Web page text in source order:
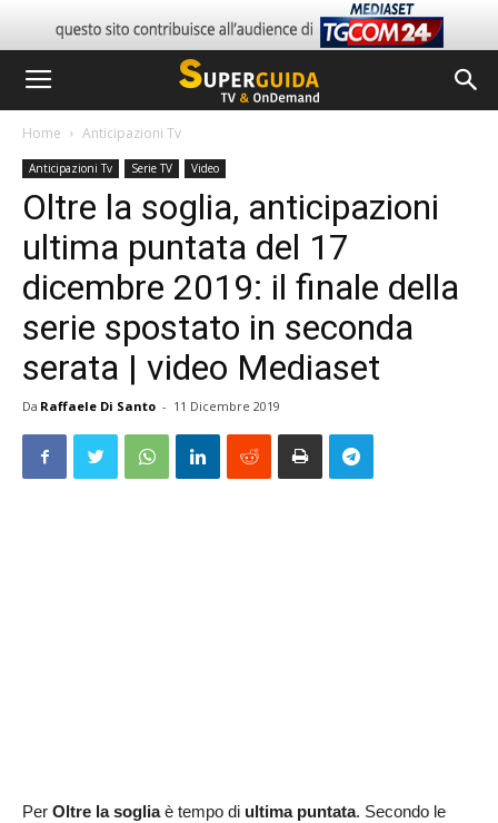
Home Anticipazioni Tv
Anticipazioni Tv Serie TV Video
Oltre la soglia, anticipazioni
ultima puntata del 17
dicembre 2019: il finale della
serie spostato in seconda
serata | video Mediaset
Da Raffaele Di Santo - 11 Dicembre 2019
Per Oltre la sogliaè tempo di ultima puntata. Secondo le